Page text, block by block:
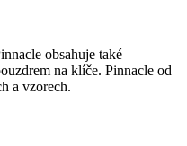
obsahuje také
na klíče. Pinnacle od
a vzorech.